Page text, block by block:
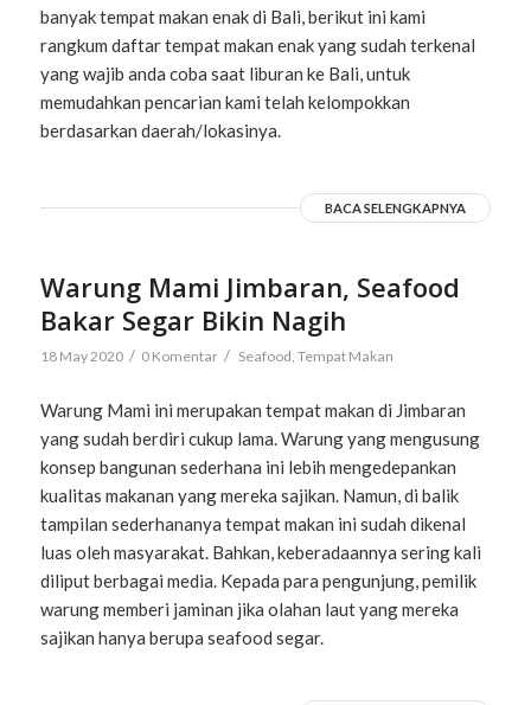
banyak tempat makan enak di Bali, berikut ini kami
rangkum daftar tempat makan enak yang sudah terkenal
yang wajib anda coba saat liburan ke Bali, untuk
memudahkan pencarian kami telah kelompokkan
berdasarkan daerah/lokasinya.
BACA SELENGKAPNYA
Warung Mami Jimbaran, Seafood
Bakar Segar Bikin Nagih
18 May 2020 / 0 Komentar / Seafood Tempat Makan
Warung Mami ini merupakan tempat makan di Jimbaran
yang sudah berdiri cukup lama. Warung yang mengusung
konsep bangunan sederhana ini lebih mengedepankan
kualitas makanan yang mereka sajikan. Namun, di balik
tampilan sederhananya tempat makan ini sudah dikenal
luas oleh masyarakat. Bahkan, keberadaannya sering kali
diliput berbagai media. Kepada para pengunjung, pemilik
warung memberi jaminan jika olahan laut yang mereka
sajikan hanya berupa seafood segar.